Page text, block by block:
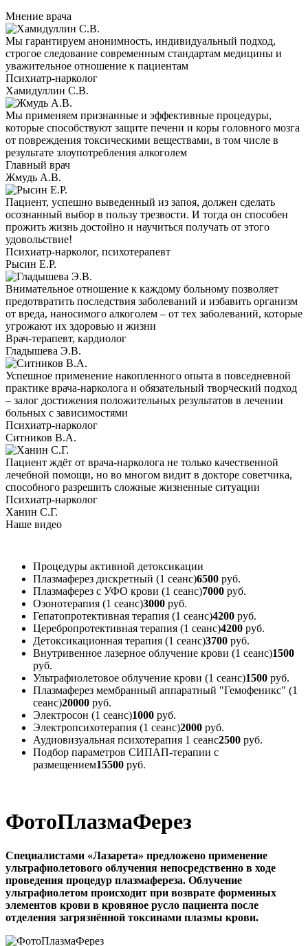
Мнение врача
Мы гарантируем анонимность, индивидуальный подход,
строгое следование современным стандартам медицины и
уважительное отношение к пациентам
Психиатр-нарколог
Хамидуллин С.В.
Мы применяем признанные и эффективные процедуры,
которые способствуют защите печени и коры головного мозга
от повреждения токсическими веществами, в том числе в
результате злоупотребления алкоголем
Главный врач
Жмудь А.В.
Пациент, успешно выведенный из запоя, должен сделать
осознанный выбор в пользу трезвости. И тогда он способен
прожить жизнь достойно и научиться получать от этого
удовольствие!
Психиатр-нарколог, психотерапевт
Рысин Е.Р.
Внимательное отношение к каждому больному позволяет
предотвратить последствия заболеваний и избавить организм
от вреда, наносимого алкоголем – от тех заболеваний, которые
угрожают их здоровью и жизни
Врач-терапевт, кардиолог
Гладышева Э.В.
Успешное применение накопленного опыта в повседневной
практике врача-нарколога и обязательный творческий подход
– залог достижения положительных результатов в лечении
больных с зависимостями
Психиатр-нарколог
Ситников В.А.
Пациент ждёт от врача-нарколога не только качественной
лечебной помощи, но во многом видит в докторе советчика,
способного разрешить сложные жизненные ситуации
Психиатр-нарколог
Ханин С.Г.
Наше видео
Процедуры активной детоксикации
Плазмаферез дискретный (1 сеанс)6500 руб.
Плазмаферез с УФО крови (1 сеанс)7000 руб.
Озонотерапия (1 сеанс)3000 руб.
Гепатопротективная терапия (1 сеанс)4200 руб.
Церебропротективная терапия (1 сеанс)4200 руб.
Детоксикационная терапия (1 сеанс)3700 руб.
Внутривенное лазерное облучение крови (1 сеанс)1500
руб.
Ультрафиолетовое облучение крови (1 сеанс)1500 руб.
Плазмаферез мембранный аппаратный "Гемофеникс" (1
сеанс)20000 руб.
Электросон (1 сеанс)1000 руб.
Электропсихотерапия (1 сеанс)2000 руб.
Аудиовизуальная психотерапия 1 сеанс2500 руб.
Подбор параметров СИПАП-терапии с
размещением15500 руб.
ФотоПлазмаФерез
Специалистами «Лазарета» предложено применение
ультрафиолетового облучения непосредственно в ходе
проведения процедур плазмафереза. Облучение
ультрафиолетом происходит при возврате форменных
элементов крови в кровяное русло пациента после
отделения загрязнённой токсинами плазмы крови.